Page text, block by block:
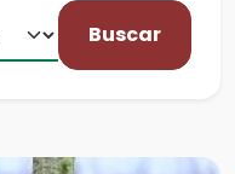
Buscar